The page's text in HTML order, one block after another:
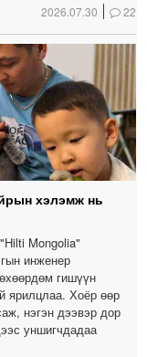
2026.07.30 22
хэлэмж нь
Mongolia"
инженер
гишүүн
ярилцлаа. Хоёр өөр
нэгэн дээвэр дор
уншигчдадаа